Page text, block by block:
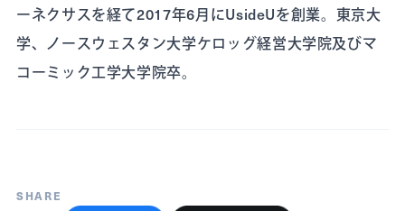
ーネクサスを経て2017年6月にUsideUを創業。東京大
学、ノースウェスタン大学ケロッグ経営大学院及びマ
コーミック工学大学院卒。
SHARE